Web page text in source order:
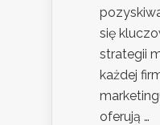
się
strategii
każdej
oferują …